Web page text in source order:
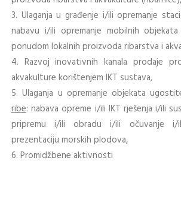
3. Ulaganja u građenje i/ili opremanje
nabavu i/ili opremanje mobilnih
ponudom lokalnih proizvoda ribarstva i
4. Razvoj inovativnih kanala prodaje
akvakulture korištenjem IKT sustava,
5. Ulaganja u opremanje objekata
ribe: nabava opreme i/ili IKT rješenja i/ili
pripremu i/ili obradu i/ili očuvanje i/
prezentaciju morskih plodova,
6. Promidžbene aktivnosti